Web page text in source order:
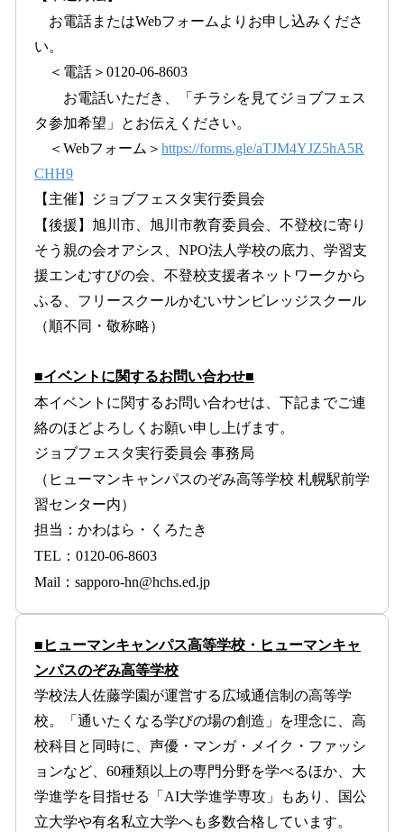
お電話またはWebフォームよりお申し込みくださ
い。
＜電話＞0120-06-8603
お電話いただき、「チラシを見てジョブフェス
タ参加希望」とお伝えください。
＜Webフォーム＞ https://forms.gle/aTJM4YJZ5hA5R
CHH9
【主催】ジョブフェスタ実行委員会
【後援】旭川市、旭川市教育委員会、不登校に寄り
そう親の会オアシス、NPO法人学校の底力、学習支
援エンむすびの会、不登校支援者ネットワークから
ふる、フリースクールかむいサンビレッジスクール
（順不同・敬称略）
■イベントに関するお問い合わせ■
本イベントに関するお問い合わせは、下記までご連
絡のほどよろしくお願い申し上げます。
ジョブフェスタ実行委員会 事務局
（ヒューマンキャンパスのぞみ高等学校 札幌駅前学
習センター内）
担当：かわはら・くろたき
TEL：0120-06-8603
Mail：sapporo-hn@hchs.ed.jp
■ヒューマンキャンパス高等学校・ヒューマンキャ
ンパスのぞみ高等学校
学校法人佐藤学園が運営する広域通信制の高等学
校。「通いたくなる学びの場の創造」を理念に、高
校科目と同時に、声優・マンガ・メイク・ファッシ
ョンなど、60種類以上の専門分野を学べるほか、大
学進学を目指せる「AI大学進学専攻」もあり、国公
立大学や有名私立大学へも多数合格しています。